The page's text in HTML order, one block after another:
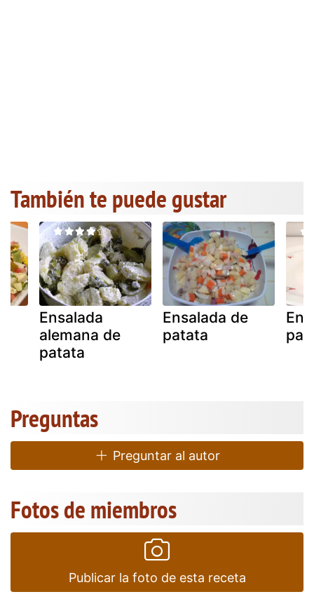
También te puede gustar
Ensalada
alemana de
patata
Ensalada de
patata
Preguntas
Preguntar al autor
Fotos de miembros
Publicar la foto de esta receta